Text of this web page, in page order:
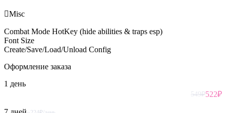
Misc
Combat Mode HotKey (hide abilities & traps esp)
Font Size
Create/Save/Load/Unload Config
Оформление заказа
1 день
549₽522₽